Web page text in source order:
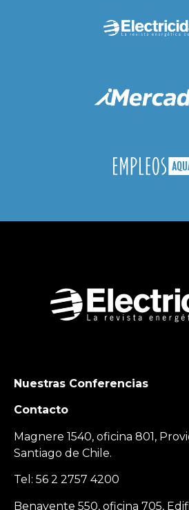
Nuestras Conferencias
Contacto
Magnere 1540, oficina 801,
Santiago de Chile.
Tel: 56 2 2757 4200
Benavente 550, oficina 705,